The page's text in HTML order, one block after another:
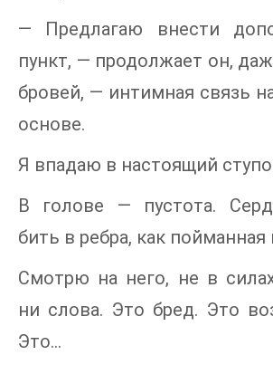
— Предлагаю внести
пункт, — продолжает он,
бровей, — интимная связь
основе.
Я впадаю в настоящий
В голове — пустота.
бить в ребра, как пойманная
Смотрю на него, не в
ни слова. Это бред. Это
Это...